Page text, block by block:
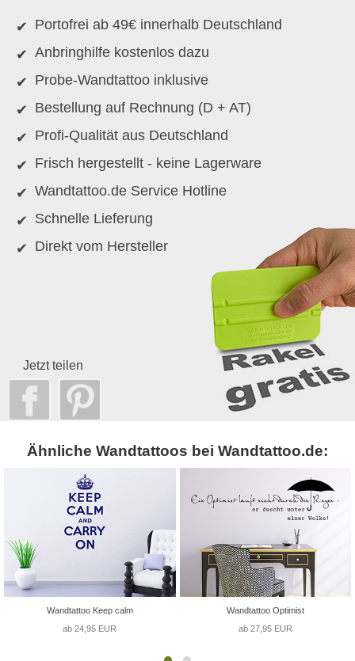
Portofrei ab 49€ innerhalb Deutschland
Anbringhilfe kostenlos dazu
Probe-Wandtattoo inklusive
Bestellung auf Rechnung (D + AT)
Profi-Qualität aus Deutschland
Frisch hergestellt - keine Lagerware
Wandtattoo.de Service Hotline
Schnelle Lieferung
Direkt vom Hersteller
Jetzt teilen
Ähnliche Wandtattoos bei Wandtattoo.de:
Wandtattoo Keep calm
ab 24,95 EUR
Wandtattoo Optimist
ab 27,95 EUR